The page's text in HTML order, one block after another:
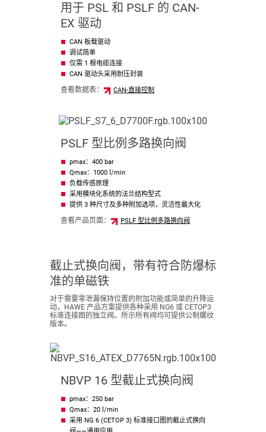
用于 PSL 和 PSLF 的 CAN-
EX 驱动
CAN 板载驱动
调试简单
仅需 1 根电缆连接
CAN 驱动头采用耐压封装
查看数据表： CAN-直接控制
PSLF 型比例多路换向阀
pmax：400 bar
Qmax：1000 l/min
负载传感原理
采用模块化系统的法兰结构型式
提供 3 种尺寸及多种附加选项，灵活性最大化
查看产品页面： PSLF 型比例多路换向阀
截止式换向阀，带有符合防爆标
准的单磁铁
对于需要零泄漏保持位置的附加功能或简单的升降运
动，HAWE 产品方案提供各种采用 NG6 或 CETOP3
标准连接图的独立阀。所示所有阀均可提供公制螺纹
版本。
NBVP 16 型截止式换向阀
pmax：250 bar
Qmax：20 l/min
采用 NG 6 (CETOP 3) 标准接口图的截止式换向